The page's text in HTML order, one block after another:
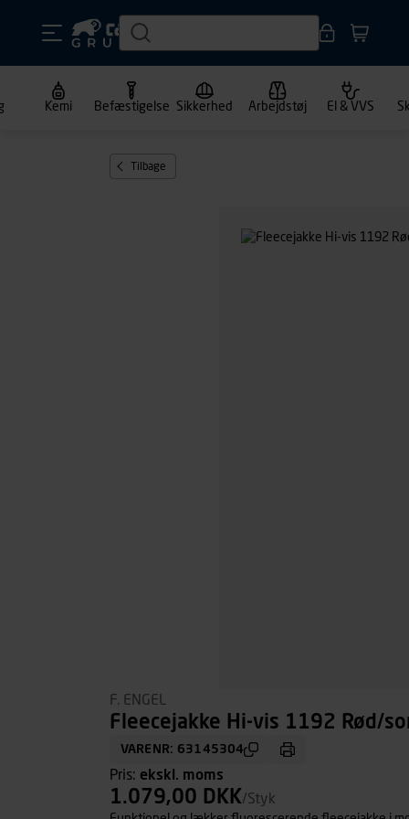
Kemi Befæstigelse Sikkerhed Arbejdstøj El & VVS
Tilbage
F. ENGEL
Fleecejakke Hi-vis 1192 Rød/
VARENR: 63145304
Pris: ekskl. moms
1.079,00 DKK/Styk